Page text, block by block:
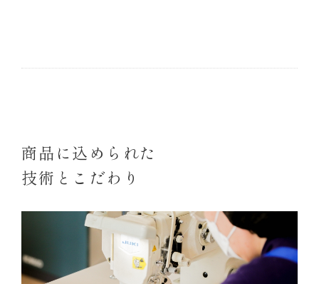
商品に込められた
技術とこだわり